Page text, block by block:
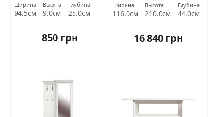
Ширина
94.5см
Высота
9.0см
Глубина
25.0см
850 грн
Ширина
116.0см
Высота
210.0см
Глубина
44.0см
16 840 грн